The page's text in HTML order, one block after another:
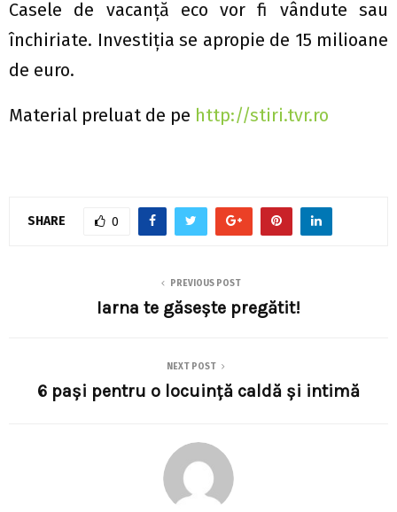
Casele de vacanţă eco vor fi vândute sau
închiriate. Investiţia se apropie de 15 milioane
de euro.
Material preluat de pe http://stiri.tvr.ro
SHARE 0
PREVIOUS POST
Iarna te găsește pregătit!
NEXT POST
6 paşi pentru o locuinţă caldă şi intimă